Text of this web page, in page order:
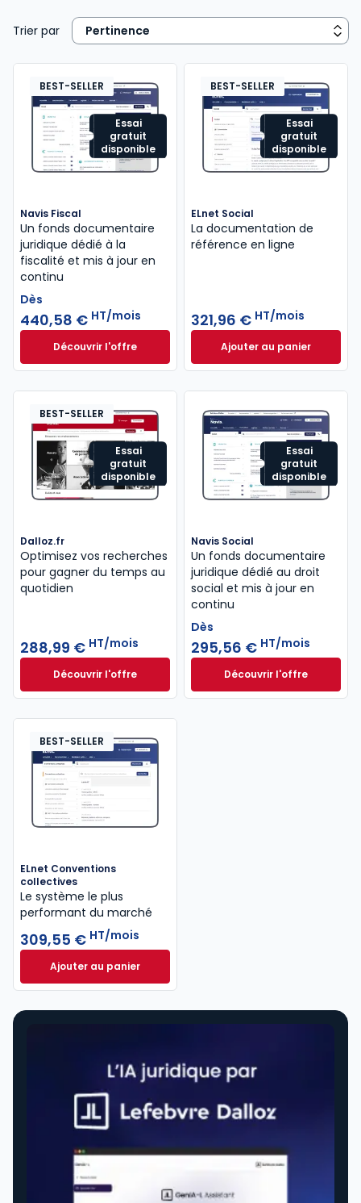
Trier par
Essai
gratuit
disponible
BEST-SELLER
Navis Fiscal
Un fonds documentaire
juridique dédié à la
fiscalité et mis à jour en
continu
Dès
440,58 € HT/mois
Découvrir l'offreNavis Fiscal à partir de
Dès
Essai
gratuit
disponible
BEST-SELLER
ELnet Social
La documentation de
référence en ligne
321,96 € HT/mois
Ajouter au panier
ELnet Social à
Essai
gratuit
disponible
BEST-SELLER
Dalloz.fr
Optimisez vos recherches
pour gagner du temps au
quotidien
288,99 € HT/mois
Découvrir l'offreDalloz.fr à partir de 288,99 €HT/mois
Essai
gratuit
disponible
Navis Social
Un fonds documentaire
juridique dédié au droit
social et mis à jour en
continu
Dès
295,56 € HT/mois
Découvrir l'offre
Navis Social à
Dès
BEST-SELLER
ELnet Conventions
collectives
Le système le plus
performant du marché
309,55 € HT/mois
Ajouter au panierELnet Conventions collectives à 309,55 €